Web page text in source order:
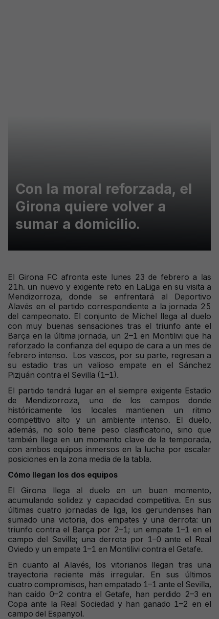
Con la moral reforzada, el
Girona quiere volver a
sumar a domicilio.
El Girona FC afronta este lunes 23 de febrero a las
21h. un nuevo y exigente reto en LaLiga en su visita a
Mendizorroza, donde se enfrentará al Deportivo
Alavés en el partido correspondiente a la jornada 25
del campeonato. El conjunto de Míchel llega al duelo
con muy buenas sensaciones tras el triunfo ante el
Barça en la última jornada, un 2–1 en Montilivi que ha
reforzado la confianza del equipo de cara a un mes de
febrero intenso.
Los vascos, por su parte, regresan a
su estadio tras un valioso empate en el Sánchez
Pizjuán contra el Sevilla (1–1).
El partido tendrá lugar en el siempre exigente Estadio
de Mendizorroza, uno de los campos donde
históricamente los locales mantienen un ritmo
competitivo alto y un ambiente intenso. El duelo,
además, no solo tiene peso clasificatorio, sino que
también llega en un momento clave de la temporada,
con ambos equipos inmersos en la lucha por escalar
posiciones en la zona media de la tabla.
Cómo llegan los dos equipos
El Girona llega al duelo en un buen momento,
acumulando solidez y capacidad competitiva. En sus
últimas cuatro jornadas de liga, los gerundenses han
sumado una victoria, dos empates y una derrota: un
triunfo contra el Barça por 2–1; un empate 1–1 en el
campo del Sevilla; una derrota por 1–0 ante el Real
Oviedo y un empate 1–1 en Montilivi contra el Getafe.
En cuanto al Alavés, los vitorianos llegan tras una
trayectoria reciente más irregular. En sus últimos
cuatro compromisos, han empatado 1–1 ante el Sevilla,
han caído 0–2 contra el Getafe, han perdido 2–3 en
Copa ante la Real Sociedad y han ganado 1–2 en el
campo del Espanyol.